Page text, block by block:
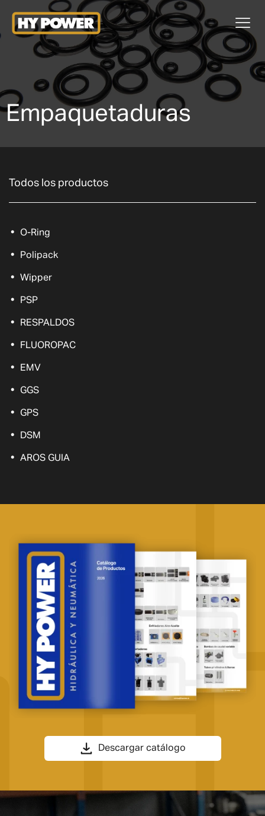
Empaquetaduras
Todos los productos
O-Ring
Polipack
Wipper
PSP
RESPALDOS
FLUOROPAC
EMV
GGS
GPS
DSM
AROS GUIA
Descargar catálogo